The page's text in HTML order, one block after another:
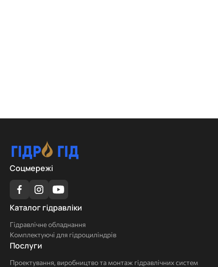
Соцмережі
Каталог
Каталог гідравліки
Гідравлічне обладнання
Комплектуючі для гідроциліндрів
Послуги
Послуги
Проектування, виробництво та монтаж гідравлічних систем